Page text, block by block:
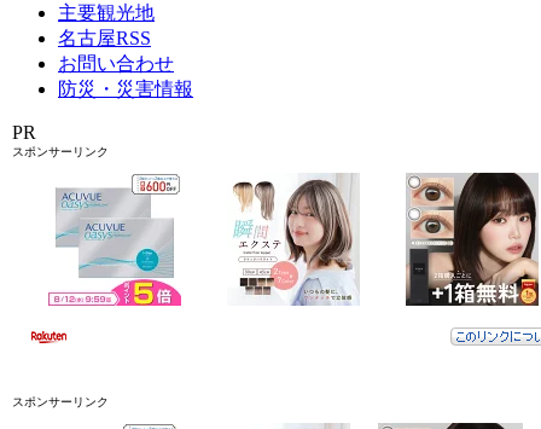
主要観光地
名古屋RSS
お問い合わせ
防災・災害情報
PR
スポンサーリンク
スポンサーリンク